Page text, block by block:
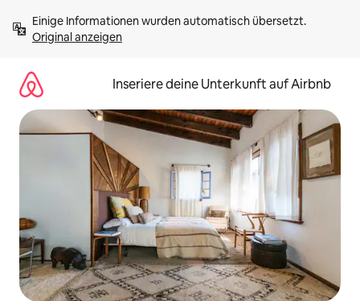
Inhalten
springenOriginal anzeigen
Inseriere deine Unterkunft auf Airbnb